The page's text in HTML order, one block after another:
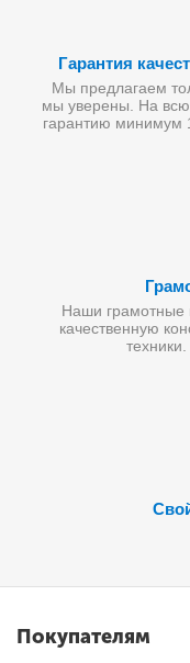
Гарантия
Мы предлагаем
мы уверены. На
гарантию минимум
Наши грамотные
качественную
Покупателям